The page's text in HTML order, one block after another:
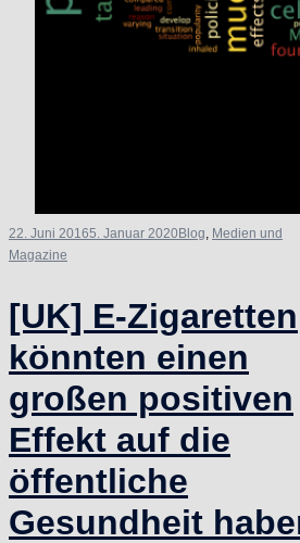
22. Juni 20165. Januar 2020 Blog, Medien und
Magazine
[UK] E-Zigaretten
könnten einen
großen positiven
Effekt auf die
öffentliche
Gesundheit